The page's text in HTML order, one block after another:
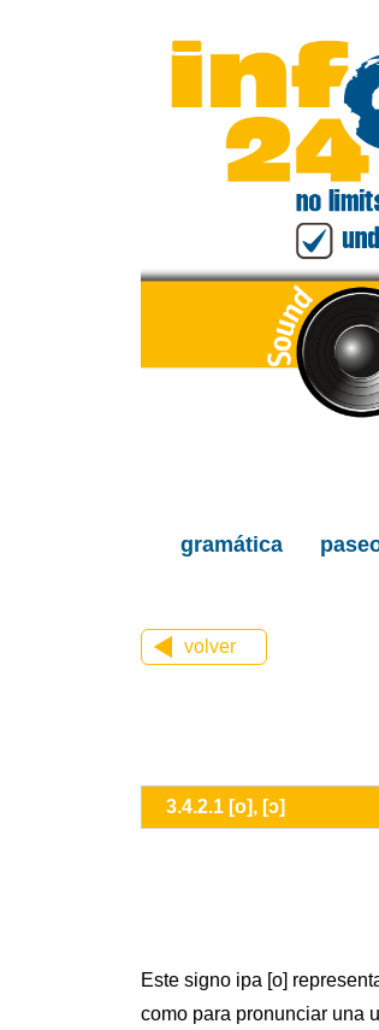
gramática
volver
3.4.2.1 [o], [ɔ]
Este signo ipa [o]
como para pronunciar una